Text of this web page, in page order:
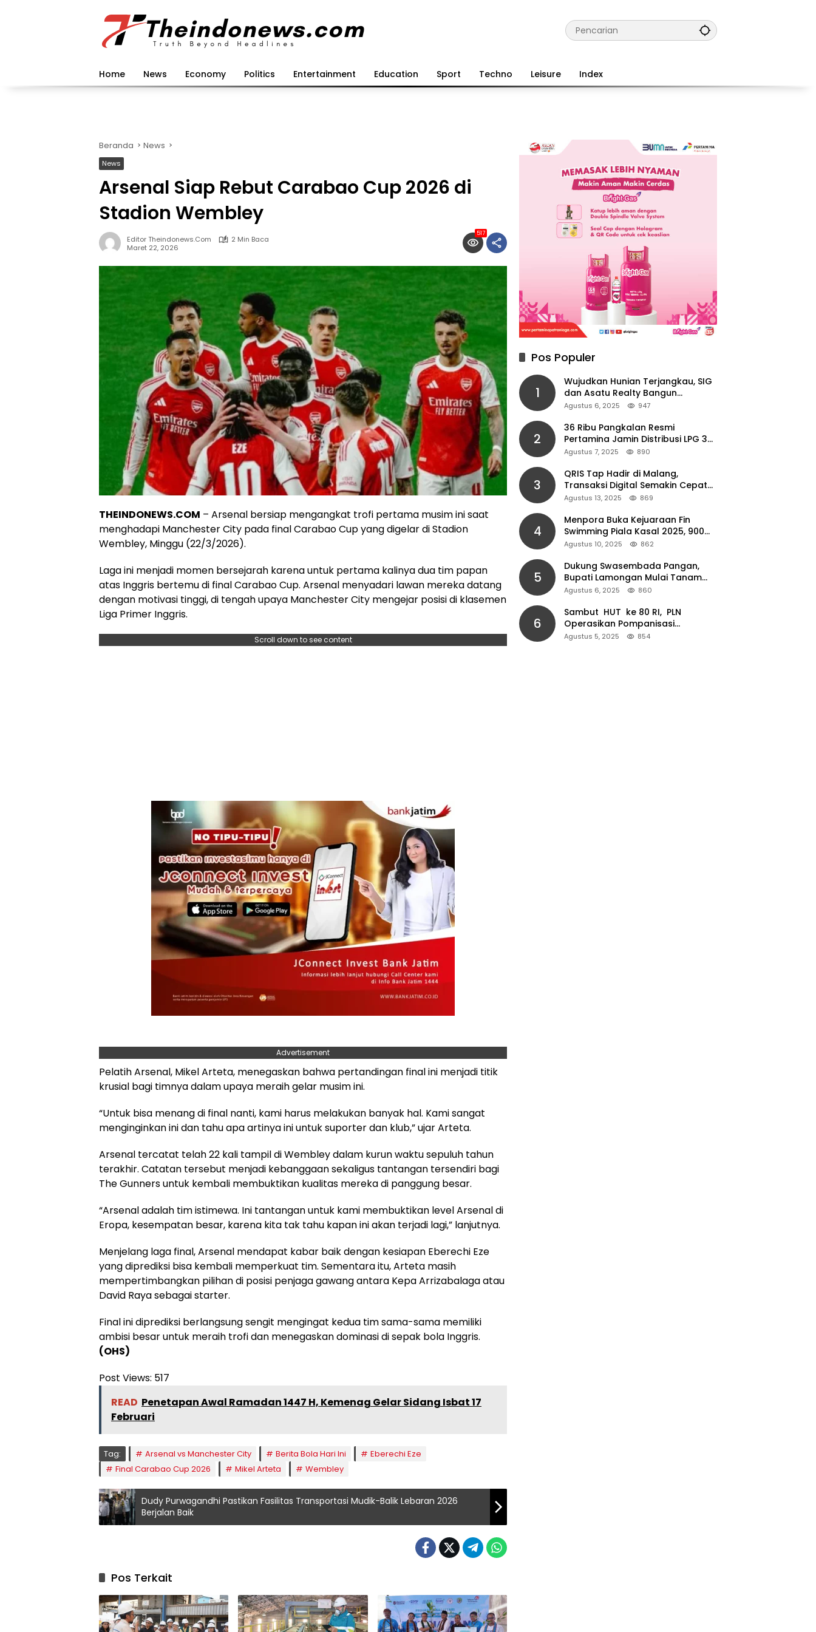
Home News Economy Politics Entertainment Education Sport Techno Leisure Index
Beranda News
News
Arsenal Siap Rebut Carabao Cup 2026 di
Stadion Wembley
Editor Theindonews.com
2 Min Baca
Maret 22, 2026
517
THEINDONEWS.COM – Arsenal bersiap mengangkat trofi pertama musim ini saat
menghadapi Manchester City pada final Carabao Cup yang digelar di Stadion
Wembley, Minggu (22/3/2026).
Laga ini menjadi momen bersejarah karena untuk pertama kalinya dua tim papan
atas Inggris bertemu di final Carabao Cup. Arsenal menyadari lawan mereka datang
dengan motivasi tinggi, di tengah upaya Manchester City mengejar posisi di klasemen
Liga Primer Inggris.
Scroll down to see content
Advertisement
Pelatih Arsenal, Mikel Arteta, menegaskan bahwa pertandingan final ini menjadi titik
krusial bagi timnya dalam upaya meraih gelar musim ini.
“Untuk bisa menang di final nanti, kami harus melakukan banyak hal. Kami sangat
menginginkan ini dan tahu apa artinya ini untuk suporter dan klub,” ujar Arteta.
Arsenal tercatat telah 22 kali tampil di Wembley dalam kurun waktu sepuluh tahun
terakhir. Catatan tersebut menjadi kebanggaan sekaligus tantangan tersendiri bagi
The Gunners untuk kembali membuktikan kualitas mereka di panggung besar.
“Arsenal adalah tim istimewa. Ini tantangan untuk kami membuktikan level Arsenal di
Eropa, kesempatan besar, karena kita tak tahu kapan ini akan terjadi lagi,” lanjutnya.
Menjelang laga final, Arsenal mendapat kabar baik dengan kesiapan Eberechi Eze
yang diprediksi bisa kembali memperkuat tim. Sementara itu, Arteta masih
mempertimbangkan pilihan di posisi penjaga gawang antara Kepa Arrizabalaga atau
David Raya sebagai starter.
Final ini diprediksi berlangsung sengit mengingat kedua tim sama-sama memiliki
ambisi besar untuk meraih trofi dan menegaskan dominasi di sepak bola Inggris.
(OHS)
Post Views: 517
READ Penetapan Awal Ramadan 1447 H, Kemenag Gelar Sidang Isbat 17
Februari
Tag: Arsenal vs Manchester City Berita Bola Hari Ini
Eberechi Eze
Final Carabao Cup 2026
Mikel Arteta Wembley
Dudy Purwagandhi Pastikan Fasilitas Transportasi Mudik-Balik Lebaran 2026
Berjalan Baik
Pos Terkait
Pos Populer
1
Wujudkan Hunian Terjangkau, SIG
dan Asatu Realty Bangun
Perumahan di Cianjur
Agustus 6, 2025 947
2
36 Ribu Pangkalan Resmi
Pertamina Jamin Distribusi LPG 3
Kg Aman di Jawa Timur
Agustus 7, 2025 890
3
QRIS Tap Hadir di Malang,
Transaksi Digital Semakin Cepat
dan Mudah dengan Teknologi NFC
Agustus 13, 2025 869
4
Menpora Buka Kejuaraan Fin
Swimming Piala Kasal 2025, 900
Atlet Ambil Bagian
Agustus 10, 2025 862
5
Dukung Swasembada Pangan,
Bupati Lamongan Mulai Tanam
Padi Musim Ketiga
Agustus 6, 2025 860
6
Sambut HUT ke 80 RI, PLN
Operasikan Pompanisasi
Persawahan dan Akses Air Bersih
Agustus 5, 2025 854